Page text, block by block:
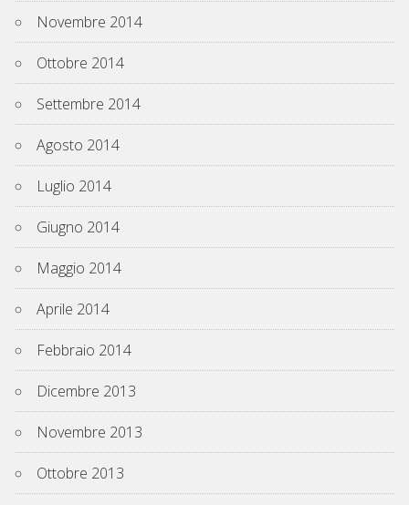
Novembre 2014
Ottobre 2014
Settembre 2014
Agosto 2014
Luglio 2014
Giugno 2014
Maggio 2014
Aprile 2014
Febbraio 2014
Dicembre 2013
Novembre 2013
Ottobre 2013